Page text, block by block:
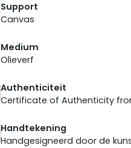
Support
Canvas
Medium
Olieverf
Authenticiteit
Certificate of Authenticity
Handtekening
Handgesigneerd door de